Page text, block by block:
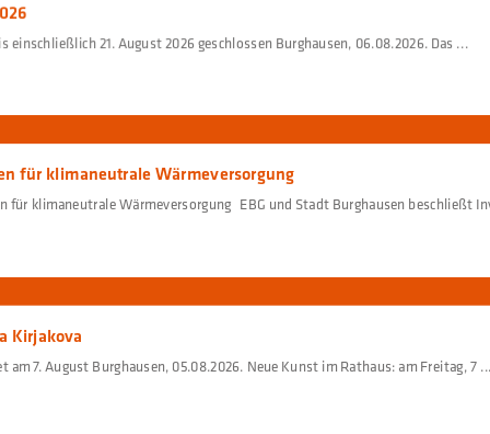
21. August 2026 geschlossen Burghausen, 06.08.2026. Das ...
für klimaneutrale Wärmeversorgung
klimaneutrale Wärmeversorgung EBG und Stadt Burghausen beschließt
Kirjakova
7. August Burghausen, 05.08.2026. Neue Kunst im Rathaus: am Freitag, 7